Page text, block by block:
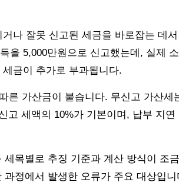
나 잘못 신고된 세금을 바로잡는 데
을 5,000만원으로 신고했는데, 실제
금이 추가로 부과됩니다.
른 가산금이 붙습니다. 무신고 가산세
고 세액의 10%가 기본이며, 납부 지
목별로 추징 기준과 계산 방식이 조
정에서 발생한 오류가 주요 대상입니